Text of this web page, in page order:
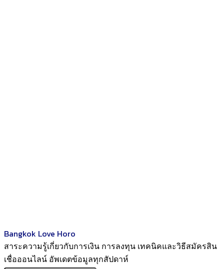
Bangkok Love Horo
สาระความรู้เกี่ยวกับการเงิน การลงทุน เทคนิคและวิธีสมัครสิน
เชื่อออนไลน์ อัพเดตข้อมูลทุกสัปดาห์